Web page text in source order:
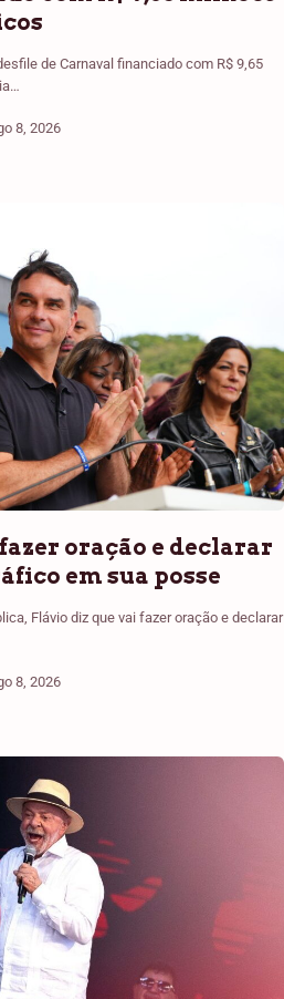
de Carnaval financiado com R$ 9,65
8, 2026
oração e declarar
em sua posse
Flávio diz que vai fazer oração e declarar
8, 2026